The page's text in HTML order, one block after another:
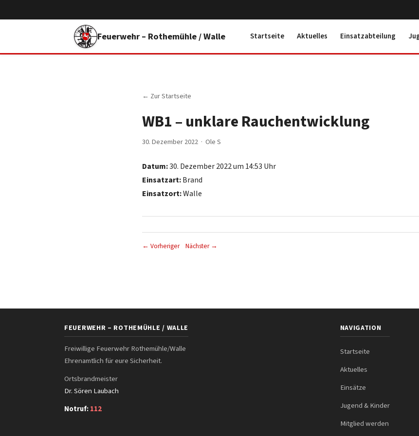
Feuerwehr – Rothemühle / Walle Startseite Aktuelles Einsatzabteilung
← Zur Startseite
WB1 – unklare Rauchentwicklung
30. Dezember 2022 · Ole S
Datum:30. Dezember 2022 um 14:53 Uhr
Einsatzart:Brand
Einsatzort:Walle
← Vorheriger Nächster →
FEUERWEHR – ROTHEMÜHLE / WALLE
Freiwillige Feuerwehr Rothemühle/Walle
Ehrenamtlich für eure Sicherheit.
Ortsbrandmeister
Dr. Sören Laubach
Notruf:112
NAVIGATION
Startseite
Aktuelles
Einsätze
Jugend & Kinder
Mitglied werden